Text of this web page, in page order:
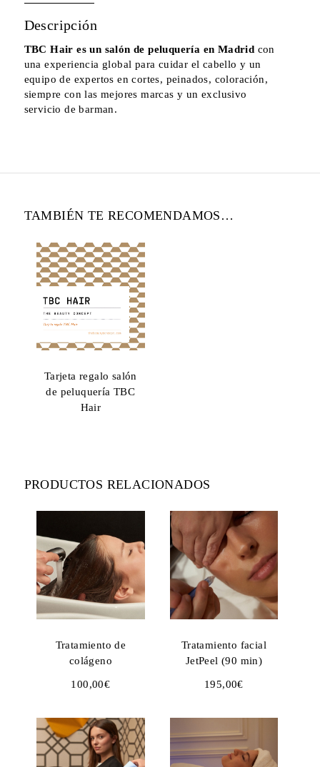
Descripción
TBC Hair es un salón de peluquería en Madrid con
una experiencia global para cuidar el cabello y un
equipo de expertos en cortes, peinados, coloración,
siempre con las mejores marcas y un exclusivo
servicio de barman.
TAMBIÉN TE RECOMENDAMOS…
Tarjeta regalo salón
de peluquería TBC
Hair
PRODUCTOS RELACIONADOS
Tratamiento de
colágeno
100,00€
Tratamiento facial
JetPeel (90 min)
195,00€